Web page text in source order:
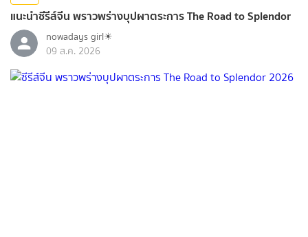
แนะนำซีรีส์จีน พราวพร่างบุปผาตระการ The Road to Splendor
nowadays girl☀︎︎
09 ส.ค. 2026